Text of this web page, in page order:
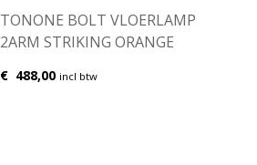
TONONE BOLT VLOERLAMP
2ARM STRIKING ORANGE
€ 488,00 incl btw